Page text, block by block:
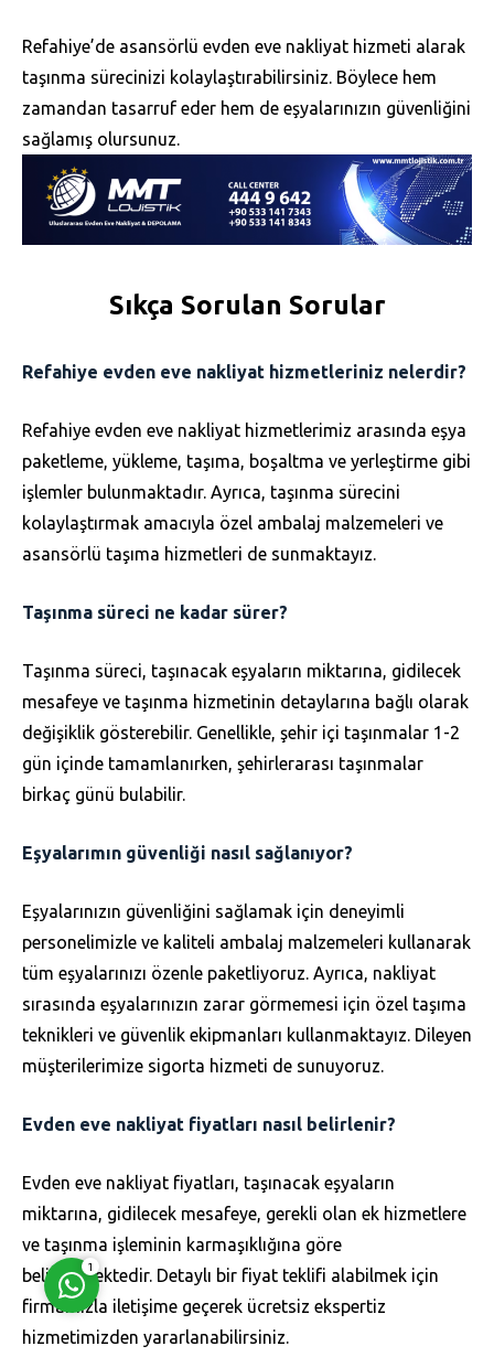
Refahiye’de asansörlü evden eve nakliyat hizmeti alarak
taşınma sürecinizi kolaylaştırabilirsiniz. Böylece hem
zamandan tasarruf eder hem de eşyalarınızın güvenliğini
sağlamış olursunuz.
Sıkça Sorulan Sorular
Refahiye evden eve nakliyat hizmetleriniz nelerdir?
Refahiye evden eve nakliyat hizmetlerimiz arasında eşya
paketleme, yükleme, taşıma, boşaltma ve yerleştirme gibi
işlemler bulunmaktadır. Ayrıca, taşınma sürecini
kolaylaştırmak amacıyla özel ambalaj malzemeleri ve
asansörlü taşıma hizmetleri de sunmaktayız.
Taşınma süreci ne kadar sürer?
Taşınma süreci, taşınacak eşyaların miktarına, gidilecek
mesafeye ve taşınma hizmetinin detaylarına bağlı olarak
değişiklik gösterebilir. Genellikle, şehir içi taşınmalar 1-2
gün içinde tamamlanırken, şehirlerarası taşınmalar
birkaç günü bulabilir.
Eşyalarımın güvenliği nasıl sağlanıyor?
Eşyalarınızın güvenliğini sağlamak için deneyimli
personelimizle ve kaliteli ambalaj malzemeleri kullanarak
tüm eşyalarınızı özenle paketliyoruz. Ayrıca, nakliyat
sırasında eşyalarınızın zarar görmemesi için özel taşıma
teknikleri ve güvenlik ekipmanları kullanmaktayız. Dileyen
müşterilerimize sigorta hizmeti de sunuyoruz.
Evden eve nakliyat fiyatları nasıl belirlenir?
Evden eve nakliyat fiyatları, taşınacak eşyaların
miktarına, gidilecek mesafeye, gerekli olan ek hizmetlere
ve taşınma işleminin karmaşıklığına göre
belirlenmektedir. Detaylı bir fiyat teklifi alabilmek için
firmamızla iletişime geçerek ücretsiz ekspertiz
hizmetimizden yararlanabilirsiniz.
Müşteri Temsilcisi
Cevap Yaz
1